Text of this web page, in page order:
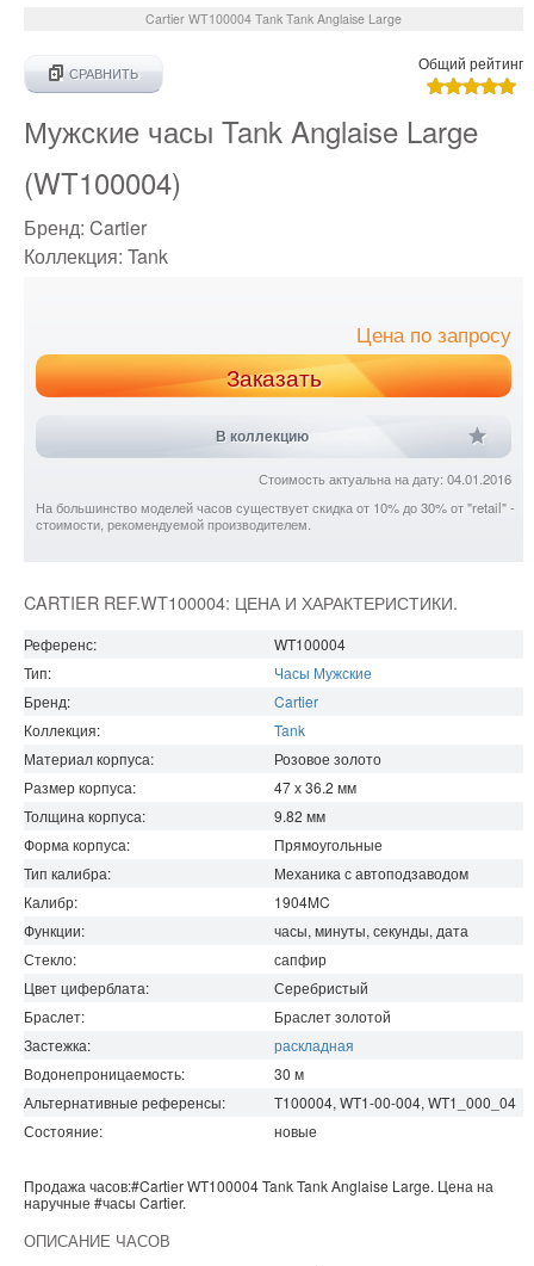
Cartier WT100004 Tank Tank Anglaise Large
СРАВНИТЬ
Общий рейтинг
Мужские часы Tank Anglaise Large
(WT100004)
Бренд: Cartier
Коллекция: Tank
Цена по запросу
Заказать
В коллекцию
Стоимость актуальна на дату: 04.01.2016
На большинство моделей часов существует скидка от 10% до 30% от "retail" -
стоимости, рекомендуемой производителем.
CARTIER REF.WT100004: ЦЕНА И ХАРАКТЕРИСТИКИ.
Референс:
WT100004
Тип:
Часы Мужские
Бренд:
Cartier
Коллекция:
Tank
Материал корпуса:
Розовое золото
Размер корпуса:
47 х 36.2 мм
Толщина корпуса:
9.82 мм
Форма корпуса:
Прямоугольные
Тип калибра:
Механика с автоподзаводом
Калибр:
1904MC
Функции:
часы, минуты, секунды, дата
Стекло:
сапфир
Цвет циферблата:
Серебристый
Браслет:
Браслет золотой
Застежка:
раскладная
Водонепроницаемость: 30 м
Альтернативные референсы:
T100004, WT1-00-004, WT1_000_04
Состояние:
новые
Продажа часов:#CartierWT100004TankTank Anglaise Large. Цена на
наручные #часы Cartier.
ОПИСАНИЕ ЧАСОВ